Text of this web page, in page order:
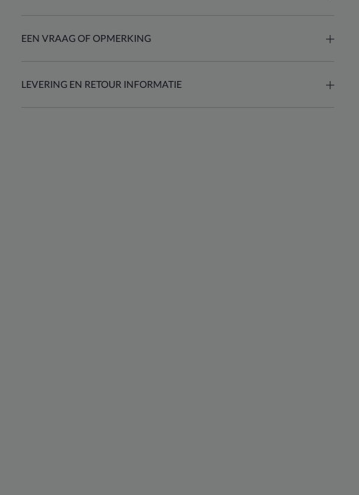
EEN VRAAG OF OPMERKING
LEVERING EN RETOUR INFORMATIE